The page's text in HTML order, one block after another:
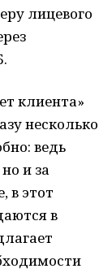
лицевого
клиента»
несколько
ведь
и за
в этот
в